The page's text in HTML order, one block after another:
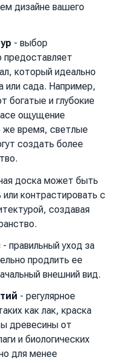
дизайне вашего
- выбор
предоставляет
который идеально
или сада. Например,
богатые и глубокие
ощущение
же время, светлые
создать более
доска может быть
контрастировать с
создавая
- правильный уход за
продлить ее
внешний вид.
- регулярное
как лак, краска
древесины от
и биологических
для менее